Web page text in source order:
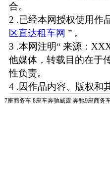
合。
2 .已经本网授权使用作
区直达租车网 ” 。
3 .本网注明“ 来源：
他媒体，转载目的在于
性负责。
4 .因作品内容、版权和
7座商务车 8座车奔驰威霆 奔驰9座商务